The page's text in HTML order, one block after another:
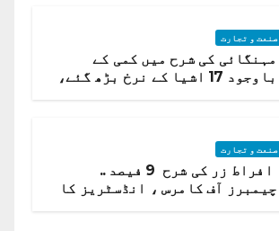
صنعت و تجارت
مہنگائی کی شرح میں کمی کے
باوجود 17 اشیا کے نرخ بڑھ گئے،
صنعت و تجارت
افراط زر کی شرح 9 فیصد ..
چیمبرز آف کامرس ، انڈسٹریز کا